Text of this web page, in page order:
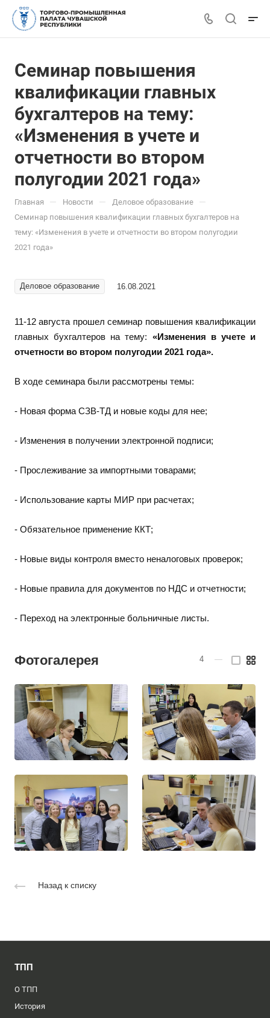
Семинар повышения
квалификации главных
бухгалтеров на тему:
«Изменения в учете и
отчетности во втором
полугодии 2021 года»
Главная — Новости — Деловое образование —
Семинар повышения квалификации главных бухгалтеров на
тему: «Изменения в учете и отчетности во втором полугодии
2021 года»
Деловое образование 16.08.2021
11-12 августа прошел семинар повышения квалификации
главных бухгалтеров на тему: «Изменения в учете и
отчетности во втором полугодии 2021 года».
В ходе семинара были рассмотрены темы:
- Новая форма СЗВ-ТД и новые коды для нее;
- Изменения в получении электронной подписи;
- Прослеживание за импортными товарами;
- Использование карты МИР при расчетах;
- Обязательное применение ККТ;
- Новые виды контроля вместо неналоговых проверок;
- Новые правила для документов по НДС и отчетности;
- Переход на электронные больничные листы.
Фотогалерея 4 —
Назад к списку
ТПП
О ТПП
История